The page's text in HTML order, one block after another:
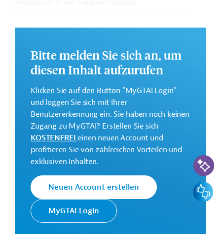
vorgesehen.
finden Sie auf der Webseite der Weltbankgruppe
und im Originaldokument, das zum Download
GTAI informiert über die
Weltbankgruppe
Schwerpunkte, Regularien und praktische Hinweise zur
Geschäftsanbahnung.
Gesamtkosten:
120 Millionen US-Dollar
120 Millionen US-Dollar (beantragt)
Kontaktadressen
Bitte melden Sie sich an, um
diesen Inhalt aufzurufen
Klicken Sie auf den Button "MyGTAI Login"
und loggen Sie sich mit Ihrer
Benutzererkennung ein. Sie haben noch keinen
Zugang zu MyGTAI? Erstellen Sie sich
KOSTENFREIeinen neuen Account und
profitieren Sie von zahlreichen Vorteilen und
exklusiven Inhalten.
Neuen Account erstellen
MyGTAI Login
KI-